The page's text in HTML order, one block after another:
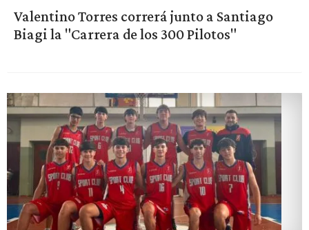
Valentino Torres correrá junto a Santiago
Biagi la "Carrera de los 300 Pilotos"